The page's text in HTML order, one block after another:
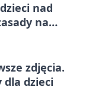
nad
na
zdjęcia.
dla dzieci